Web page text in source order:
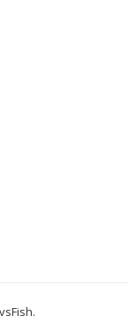
vsFish.